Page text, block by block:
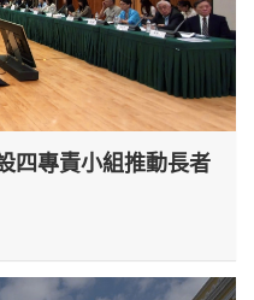
四專責小組推動長者